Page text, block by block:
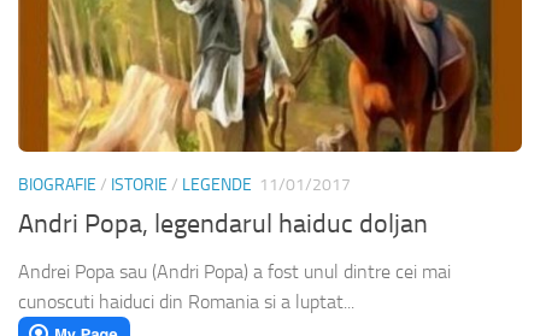
BIOGRAFIE / ISTORIE / LEGENDE 11/01/2017
Andri Popa, legendarul haiduc doljan
Andrei Popa sau (Andri Popa) a fost unul dintre cei mai
cunoscuti haiduci din Romania si a luptat...